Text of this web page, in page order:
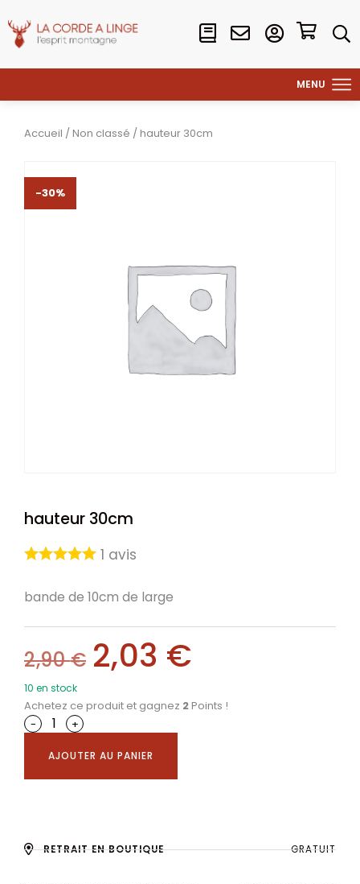
Accueil / Non classé / hauteur 30cm
-30%
hauteur 30cm
1 avis
bande de 10cm de large
2,90€ 2,03 €
10 en stock
Achetez ce produit et gagnez 2 Points !
-
+
AJOUTER AU PANIER
RETRAIT EN BOUTIQUE GRATUIT